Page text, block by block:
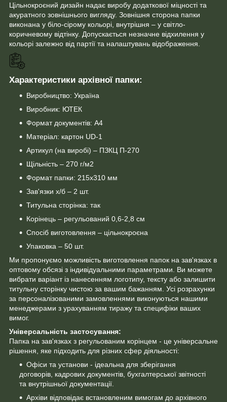
Цільнокроєний дизайн надає виробу додаткової міцності та
акуратного зовнішнього вигляду. Зовнішня сторона папки
виконана у біло-сірому кольорі, внутрішня – у світло-
коричневому відтінку. Допускається незначне відхилення у
кольорі залежно від партії та налаштувань відображення.
Характеристики архівної папки:
Виробництво: Україна
Виробник: ЮТЕК
Формат документів: А4
Матеріал: картон UD-1
Артикул (на виробі) – ПЗКЦ П-270
Щільність – 270 г/м2
Формат папки: 215х310 мм
Зав'язки х/б – 2 шт.
Титульна сторінка: так
Корінець – регульований 0,6-2,8 см
Спосіб виготовлення – цільнокроєна
Упаковка – 50 шт.
Ми пропонуємо можливість виготовлення папок на зав'язках в
оптовому обсязі з індивідуальними параметрами. Ви можете
вибрати варіант із нанесенням логотипу, тексту або залишити
титульну сторінку чистою за вашим бажанням. Усі розрахунки
за персоналізованими замовленнями виконуються нашими
менеджерами з урахуванням тиражу та специфіки ваших
вимог.
Універсальність застосування:
Папка на зав'язках з регульованим корінцем - це універсальне
рішення, яке підходить для різних сфер діяльності:
Офіси та установи - ідеальна для зберігання
договорів, кадрових документів, бухгалтерської звітності
та внутрішньої документації.
Архіви відповідає встановленим вимогам до архівного